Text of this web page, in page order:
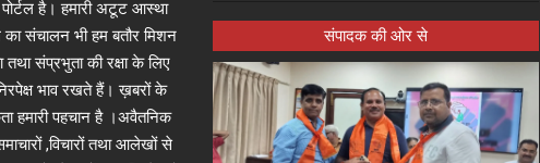
पोर्टल है। हमारी अटूट आस्था
का संचालन भी हम बतौर मिशन
संप्रभुता की रक्षा के लिए
भाव रखते हैं। ख़बरों के
हमारी पहचान है ।अवैतनिक
,विचारों तथा आलेखों से
संपादक की ओर से